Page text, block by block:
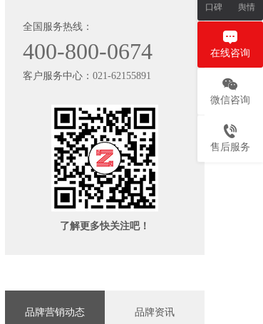
全国服务热线：
400-800-0674
客户服务中心： 021-62155891
了解更多快关注吧！
品牌营销动态 品牌资讯
口碑
舆情
在线咨询
微信咨询
售后服务